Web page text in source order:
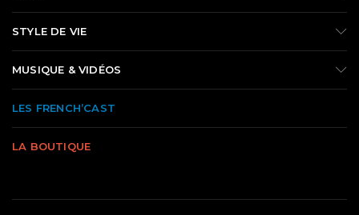
STYLE DE VIE
MUSIQUE & VIDÉOS
LES FRENCH’CAST
LA BOUTIQUE